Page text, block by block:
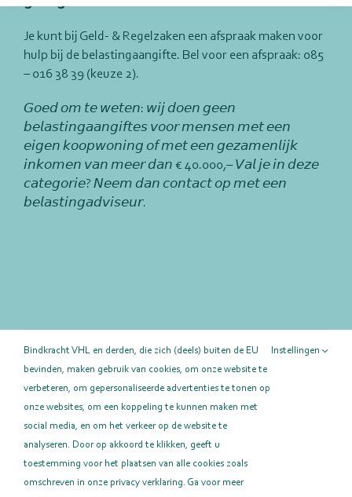
Je kunt bij Geld- & Regelzaken een afspraak maken voor
hulp bij de belastingaangifte. Bel voor een afspraak: 085
– 016 38 39 (keuze 2).
𝘎𝘰𝘦𝘥 𝘰𝘮 𝘵𝘦 𝘸𝘦𝘵𝘦𝘯: 𝘸𝘪𝘫 𝘥𝘰𝘦𝘯 𝘨𝘦𝘦𝘯
𝘣𝘦𝘭𝘢𝘴𝘵𝘪𝘯𝘨𝘢𝘢𝘯𝘨𝘪𝘧𝘵𝘦𝘴 𝘷𝘰𝘰𝘳 𝘮𝘦𝘯𝘴𝘦𝘯 𝘮𝘦𝘵 𝘦𝘦𝘯
𝘦𝘪𝘨𝘦𝘯 𝘬𝘰𝘰𝘱𝘸𝘰𝘯𝘪𝘯𝘨 𝘰𝘧 𝘮𝘦𝘵 𝘦𝘦𝘯 𝘨𝘦𝘻𝘢𝘮𝘦𝘯𝘭𝘪𝘫𝘬
𝘪𝘯𝘬𝘰𝘮𝘦𝘯 𝘷𝘢𝘯 𝘮𝘦𝘦𝘳 𝘥𝘢𝘯 € 40.000,– 𝘝𝘢𝘭 𝘫𝘦 𝘪𝘯 𝘥𝘦𝘻𝘦
𝘤𝘢𝘵𝘦𝘨𝘰𝘳𝘪𝘦? 𝘕𝘦𝘦𝘮 𝘥𝘢𝘯 𝘤𝘰𝘯𝘵𝘢𝘤𝘵 𝘰𝘱 𝘮𝘦𝘵 𝘦𝘦𝘯
𝘣𝘦𝘭𝘢𝘴𝘵𝘪𝘯𝘨𝘢𝘥𝘷𝘪𝘴𝘦𝘶𝘳.
Facebook
X LinkedIn
E-
mail
Bindkracht VHL en derden, die zich (deels) buiten de EU
bevinden, maken gebruik van cookies, om onze website te
verbeteren, om gepersonaliseerde advertenties te tonen op
onze websites, om een koppeling te kunnen maken met
social media, en om het verkeer op de website te
analyseren. Door op akkoord te klikken, geeft u
toestemming voor het plaatsen van alle cookies zoals
omschreven in onze privacy verklaring. Ga voor meer
Instellingen